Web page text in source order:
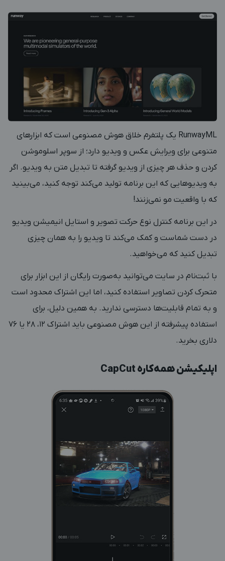
RunwayML یک پلتفرم خلاق هوش مصنوعی است که ابزارهای
متنوعی برای ویرایش عکس و ویدیو دارد؛ از سوپر اسلوموشن
کردن و حذف هر چیزی از ویدیو گرفته تا تبدیل متن به ویدیو. اگر
به ویدیوهایی که این برنامه تولید می‌کند توجه کنید، می‌بینید
که با واقعیت مو نمی‌زنند!
در این برنامه کنترل نوع حرکت تصویر و استایل انیمیشن ویدیو
در دست شماست و کمک می‌کند تا ویدیو را به همان چیزی
تبدیل کنید که می‌خواهید.
با ثبت‌نام در سایت می‌توانید به‌صورت رایگان از این ابزار برای
متحرک کردن تصاویر استفاده کنید، اما این اشتراک محدود است
و به تمام قابلیت‌ها دسترسی ندارید. به همین دلیل، برای
استفاده پیشرفته از این هوش مصنوعی باید اشتراک ۱۲، ۲۸ یا ۷۶
دلاری بخرید.
اپلیکیشن همه‌کاره CapCut